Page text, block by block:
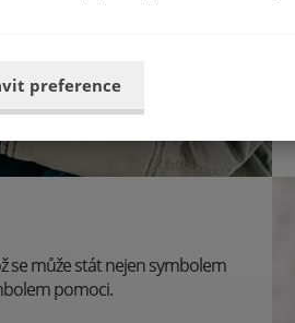
se může stát nejen symbolem
pomoci.
preference